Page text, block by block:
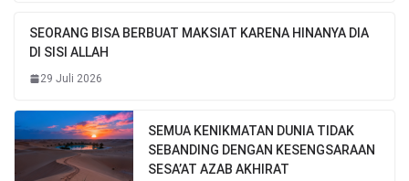
SEORANG BISA BERBUAT MAKSIAT KARENA HINANYA DIA
DI SISI ALLAH
29 Juli 2026
SEMUA KENIKMATAN DUNIA TIDAK
SEBANDING DENGAN KESENGSARAAN
SESA’AT AZAB AKHIRAT